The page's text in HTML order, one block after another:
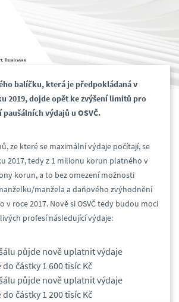
balíčku, která je předpokládaná v
2019, dojde opět ke zvýšení limitů pro
výdajů u OSVČ.
ze které se maximální výdaje počítají, se
2017, tedy z 1 milionu korun platného v
korun, a to bez omezení možnosti
manžela a daňového zvýhodnění
v roce 2017. Nově si OSVČ tedy budou moci
profesí následující výdaje:
půjde nově uplatnit výdaje
částky 1 600 tisíc Kč
půjde nově uplatnit výdaje
částky 1 200 tisíc Kč